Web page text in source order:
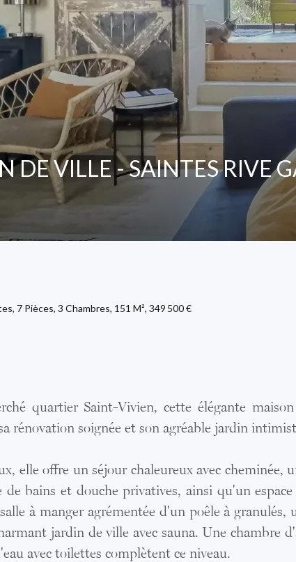
DE VILLE - SAINTES RIVE
7 Pièces, 3 Chambres, 151 M², 349 500 €
quartier Saint-Vivien, cette élégante
rénovation soignée et son agréable jardin
elle offre un séjour chaleureux avec cheminée,
de bains et douche privatives, ainsi qu'un
à manger agrémentée d'un poêle à granulés,
jardin de ville avec sauna. Une chambre
avec toilettes complètent ce niveau.